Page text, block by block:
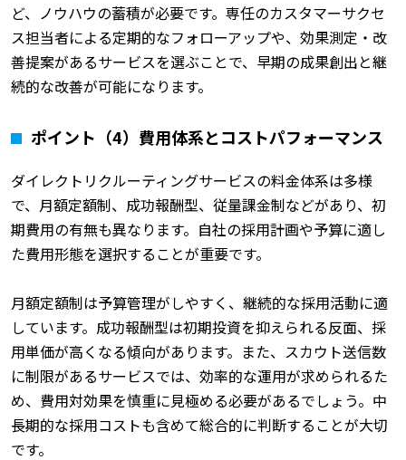
ど、ノウハウの蓄積が必要です。専任のカスタマーサクセ
ス担当者による定期的なフォローアップや、効果測定・改
善提案があるサービスを選ぶことで、早期の成果創出と継
続的な改善が可能になります。
ポイント（4）費用体系とコストパフォーマンス
ダイレクトリクルーティングサービスの料金体系は多様
で、月額定額制、成功報酬型、従量課金制などがあり、初
期費用の有無も異なります。自社の採用計画や予算に適し
た費用形態を選択することが重要です。
月額定額制は予算管理がしやすく、継続的な採用活動に適
しています。成功報酬型は初期投資を抑えられる反面、採
用単価が高くなる傾向があります。また、スカウト送信数
に制限があるサービスでは、効率的な運用が求められるた
め、費用対効果を慎重に見極める必要があるでしょう。中
長期的な採用コストも含めて総合的に判断することが大切
です。